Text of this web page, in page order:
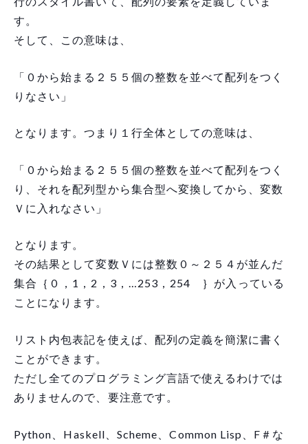
す。
そして、この意味は、
「０から始まる２５５個の整数を並べて配列をつく
りなさい」
となります。つまり１行全体としての意味は、
「０から始まる２５５個の整数を並べて配列をつく
り、それを配列型から集合型へ変換してから、変数
Ｖに入れなさい」
となります。
その結果として変数Ｖには整数０～２５４が並んだ
集合｛０，1，2，3，…253，254 ｝が入っている
ことになります。
リスト内包表記を使えば、配列の定義を簡潔に書く
ことができます。
ただし全てのプログラミング言語で使えるわけでは
ありませんので、要注意です。
Python、Haskell、Scheme、Common Lisp、F＃な